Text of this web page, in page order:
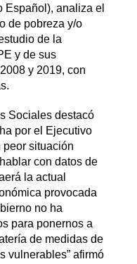
Español), analiza el
de pobreza y/o
de la
y de sus
y 2019, con
Sociales destacó
por el Ejecutivo
peor situación
con datos de
la actual
provocada
no ha
para ponernos a
de medidas de
vulnerables” afirmó